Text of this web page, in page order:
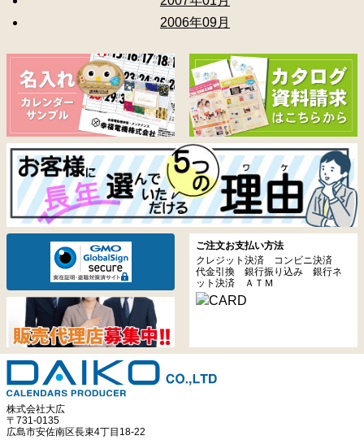
2006年09月
ご注文お支払い方法
クレジット決済 コンビニ決済
代金引換 銀行振り込み 銀行ネ
ット決済 ＡＴＭ
株式会社大広
〒731-0135
広島市安佐南区長束4丁目18-22